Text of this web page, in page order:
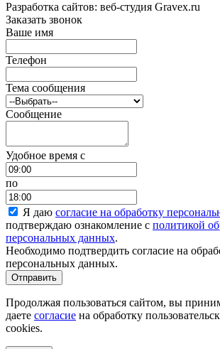
Разработка сайтов: веб-студия Gravex.ru
Заказать звонок
Ваше имя
Телефон
Тема сообщения
Сообщение
Удобное время c
по
Я даю согласие на обработку
подтверждаю ознакомление с политикой
персональных данных.
Необходимо подтвердить согласие на
персональных данных.
Отправить
Продолжая пользоваться сайтом, вы
даете согласие на обработку
cookies.